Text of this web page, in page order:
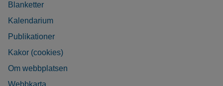
Blanketter
Kalendarium
Publikationer
Kakor (cookies)
Om webbplatsen
Webbkarta